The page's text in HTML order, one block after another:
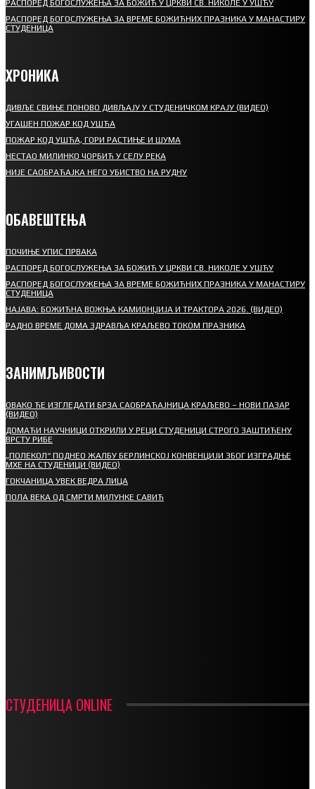
РАСПОРЕД БОГОСЛУЖЕЊА ЗА БОЖИЋ У ЦРКВИ СВ. НИКОЛЕ У УШЋУ
РАСПОРЕД БОГОСЛУЖЕЊА ЗА ВРЕМЕ БОЖИЋНИХ ПРАЗНИКА У МАНАСТИРУ
СТУДЕНИЦА
ХРОНИКА
ДИВЉЕ СВИЊЕ ПОНОВО ДИВЉАЈУ У СТУДЕНИЧКОМ КРАЈУ (ВИДЕО)
УГАШЕН ПОЖАР КОД УШЋА
ПОЖАР КОД УШЋА, ГОРИ РАСТИЊЕ И ШУМА
НЕСТАО МИЛИНКО ЧОРБИЋ У СЕЛУ РЕКА
НИЈЕ САОБРАЋАЈКА НЕГО УБИСТВО НА РУДНУ
ОБАВЕШТЕЊА
ПОЧИЊЕ УПИС ПРВАКА
РАСПОРЕД БОГОСЛУЖЕЊА ЗА БОЖИЋ У ЦРКВИ СВ. НИКОЛЕ У УШЋУ
РАСПОРЕД БОГОСЛУЖЕЊА ЗА ВРЕМЕ БОЖИЋНИХ ПРАЗНИКА У МАНАСТИРУ
СТУДЕНИЦА
НАЈАВА: БОЖИЋНА ВОЖЊА КАМИОНЏИЈА И ТРАКТОРА 2026. (ВИДЕО)
РАДНО ВРЕМЕ ДОМА ЗДРАВЉА КРАЉЕВО ТОКОМ ПРАЗНИКА
ЗАНИМЉИВОСТИ
ОВАКО ЋЕ ИЗГЛЕДАТИ БРЗА САОБРАЋАЈНИЦА КРАЉЕВО – НОВИ ПАЗАР
(ВИДЕО)
ДОМАЋИ НАУЧНИЦИ ОТКРИЛИ У РЕЦИ СТУДЕНИЦИ СТРОГО ЗАШТИЋЕНУ
ВРСТУ РИБЕ
„ПОЛЕКОЛ“ ПОДНЕО ЖАЛБУ БЕРЛИНСКОЈ КОНВЕНЦИЈИ ЗБОГ ИЗГРАДЊЕ
МХЕ НА СТУДЕНИЦИ (ВИДЕО)
ГОКЧАНИЦА УВЕК ВЕДРА ЛИЦА
ПОЛА ВЕКА ОД СМРТИ МИЛУНКЕ САВИЋ
СТУДЕНИЦА ONLINE